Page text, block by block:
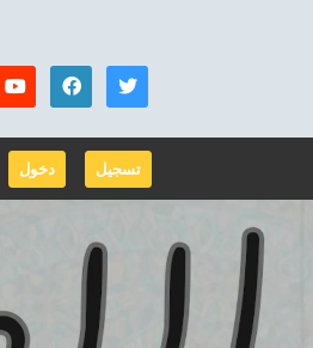
دخول تسجيل